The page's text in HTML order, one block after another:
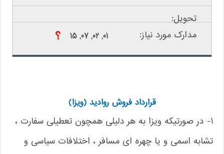
01, 02, 07, 15
قرارداد فروش روادید (ویزا)
1- در صورتیکه ویزا به هر دلیلی همچون تعطیلی سفارت ،
تشابه اسمی و یا چهره ای مسافر ، اختلافات سیاسی و